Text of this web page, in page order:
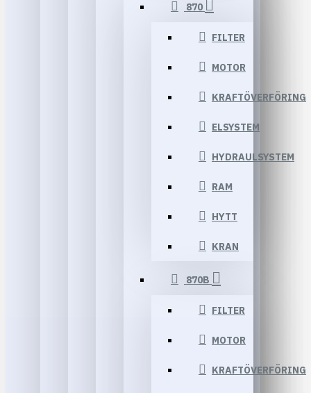
870
FILTER
MOTOR
KRAFTÖVERFÖRING
ELSYSTEM
HYDRAULSYSTEM
RAM
HYTT
KRAN
870B
FILTER
MOTOR
KRAFTÖVERFÖRING